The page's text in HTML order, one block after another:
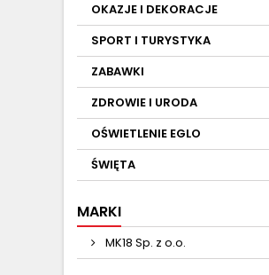
OKAZJE I DEKORACJE
SPORT I TURYSTYKA
ZABAWKI
ZDROWIE I URODA
OŚWIETLENIE EGLO
ŚWIĘTA
MARKI
MK18 Sp. z o.o.